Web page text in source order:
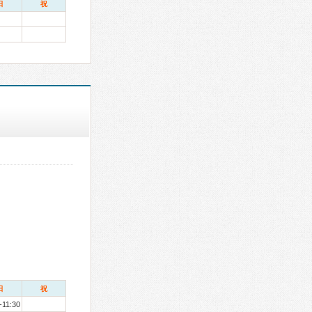
祝
祝